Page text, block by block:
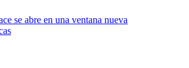
se abre en una ventana nueva